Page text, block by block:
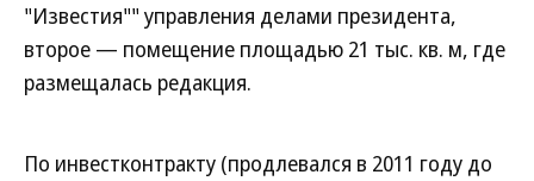
"Известия"" управления делами президента,
второе — помещение площадью 21 тыс. кв. м, где
размещалась редакция.
По инвестконтракту (продлевался в 2011 году до